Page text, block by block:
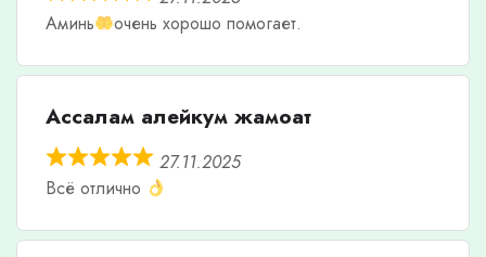
Аминь
очень хорошо помогает.
Ассалам алейкум жамоат
27.11.2025
Всё отлично